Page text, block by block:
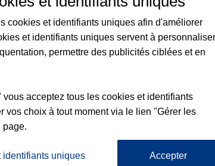
Conseils
compagnie
immobilière Protection
cookies et identifiants uniques afin d'améliorer
et identifiants uniques servent à personnaliser
permettre des publicités ciblées et en
acceptez tous les cookies et identifiants
vos choix à tout moment via le lien "Gérer les
page.
identifiants uniques Accepter